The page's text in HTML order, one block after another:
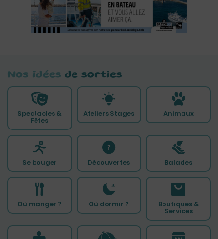
Nos idées de sorties
Spectacles &
Fêtes
Ateliers Stages Animaux
Se bouger Découvertes Balades
Où manger ? Où dormir ? Boutiques &
Services